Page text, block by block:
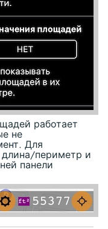
работает
не
Для
периметр и
панели